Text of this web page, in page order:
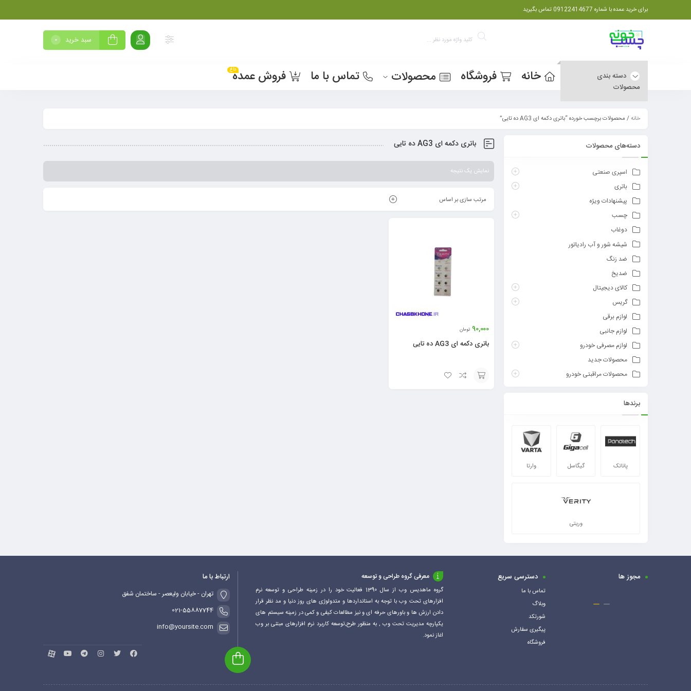
برای خرید عمده با شماره 09122414677 تماس بگیرید
سبد خرید 0
دسته بندی
محصولات
خانه فروشگاه محصولات تماس با ما فروش عمدهداغ
خانه/ محصولات برچسب خورده “باتری دکمه ای AG3 ده تایی”
باتری دکمه ای AG3 ده تایی
نمایش یک نتیجه
مرتب سازی بر اساس
90,000 تومان
باتری دکمه ای AG3 ده تایی
دسته‌های محصولات
اسپری صنعتی
باتری
پیشنهادات ویژه
چسب
دوغاب
شیشه شور و آب رادیاتور
ضد زنگ
ضدیخ
کالای دیجیتال
گریس
لوازم برقی
لوازم جانبی
لوازم مصرفی خودرو
محصولات جدید
محصولات مراقبتی خودرو
برندها
پاناتک گیگاسل وارتا
وریتی
مجوز ها دسترسی سریع
تماس با ما
وبلاگ
شورتکد
پیگیری سفارش
فروشگاه
معرفی گروه طراحی و توسعه
گروه ماهدیس وب از سال 1390 فعالیت خود را در زمینه طراحی و توسعه نرم
افزارهای تحت وب با توجه به استانداردها و متدولوژی های روز دنیا و مد نظر قرار
دادن ارزش ها و باورهای حرفه ای و نیز مطالعات کیفی و کمی در زمینه سیستم های
یکپارچه مدیریت تحت وب , به منظور طرح,توسعه کاربرد نرم افزارهای مبتنی بر وب
اغاز نمود.
ارتباط با ما
تهران - خیابان ولیعصر - ساختمان شفق
021-55887744
info@yoursite.com